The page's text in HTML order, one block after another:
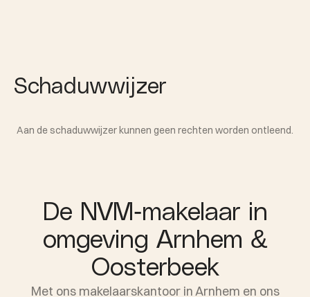
Schaduwwijzer
Aan de schaduwwijzer kunnen geen rechten worden ontleend.
De NVM-makelaar in
omgeving Arnhem &
Oosterbeek
Met ons makelaarskantoor in Arnhem en ons